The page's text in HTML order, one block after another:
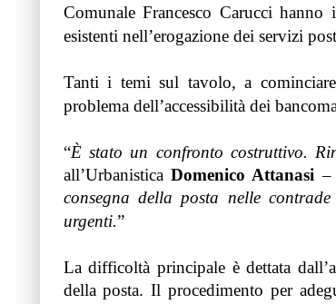
Comunale Francesco Carucci
esistenti nell’erogazione dei servizi
Tanti i temi sul tavolo, a
problema dell’accessibilità dei
“È stato un confronto costruttivo.
all’Urbanistica Domenico Attanasi –
consegna della posta nelle
urgenti.”
La difficoltà principale è dettata
della posta. Il procedimento per